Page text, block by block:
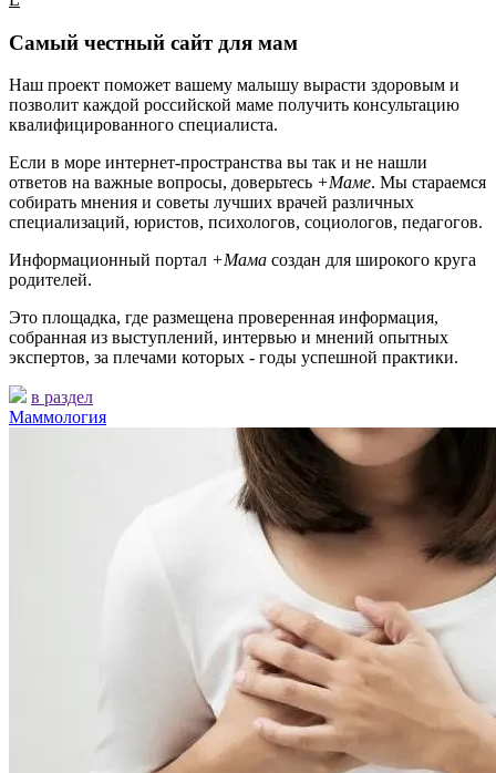
Самый честный сайт для мам
Наш проект поможет вашему малышу вырасти здоровым и
позволит каждой российской маме получить консультацию
квалифицированного специалиста.
Если в море интернет-пространства вы так и не нашли
ответов на важные вопросы, доверьтесь +Маме. Мы стараемся
собирать мнения и советы лучших врачей различных
специализаций, юристов, психологов, социологов, педагогов.
Информационный портал +Мама создан для широкого круга
родителей.
Это площадка, где размещена проверенная информация,
собранная из выступлений, интервью и мнений опытных
экспертов, за плечами которых - годы успешной практики.
в раздел
Маммология